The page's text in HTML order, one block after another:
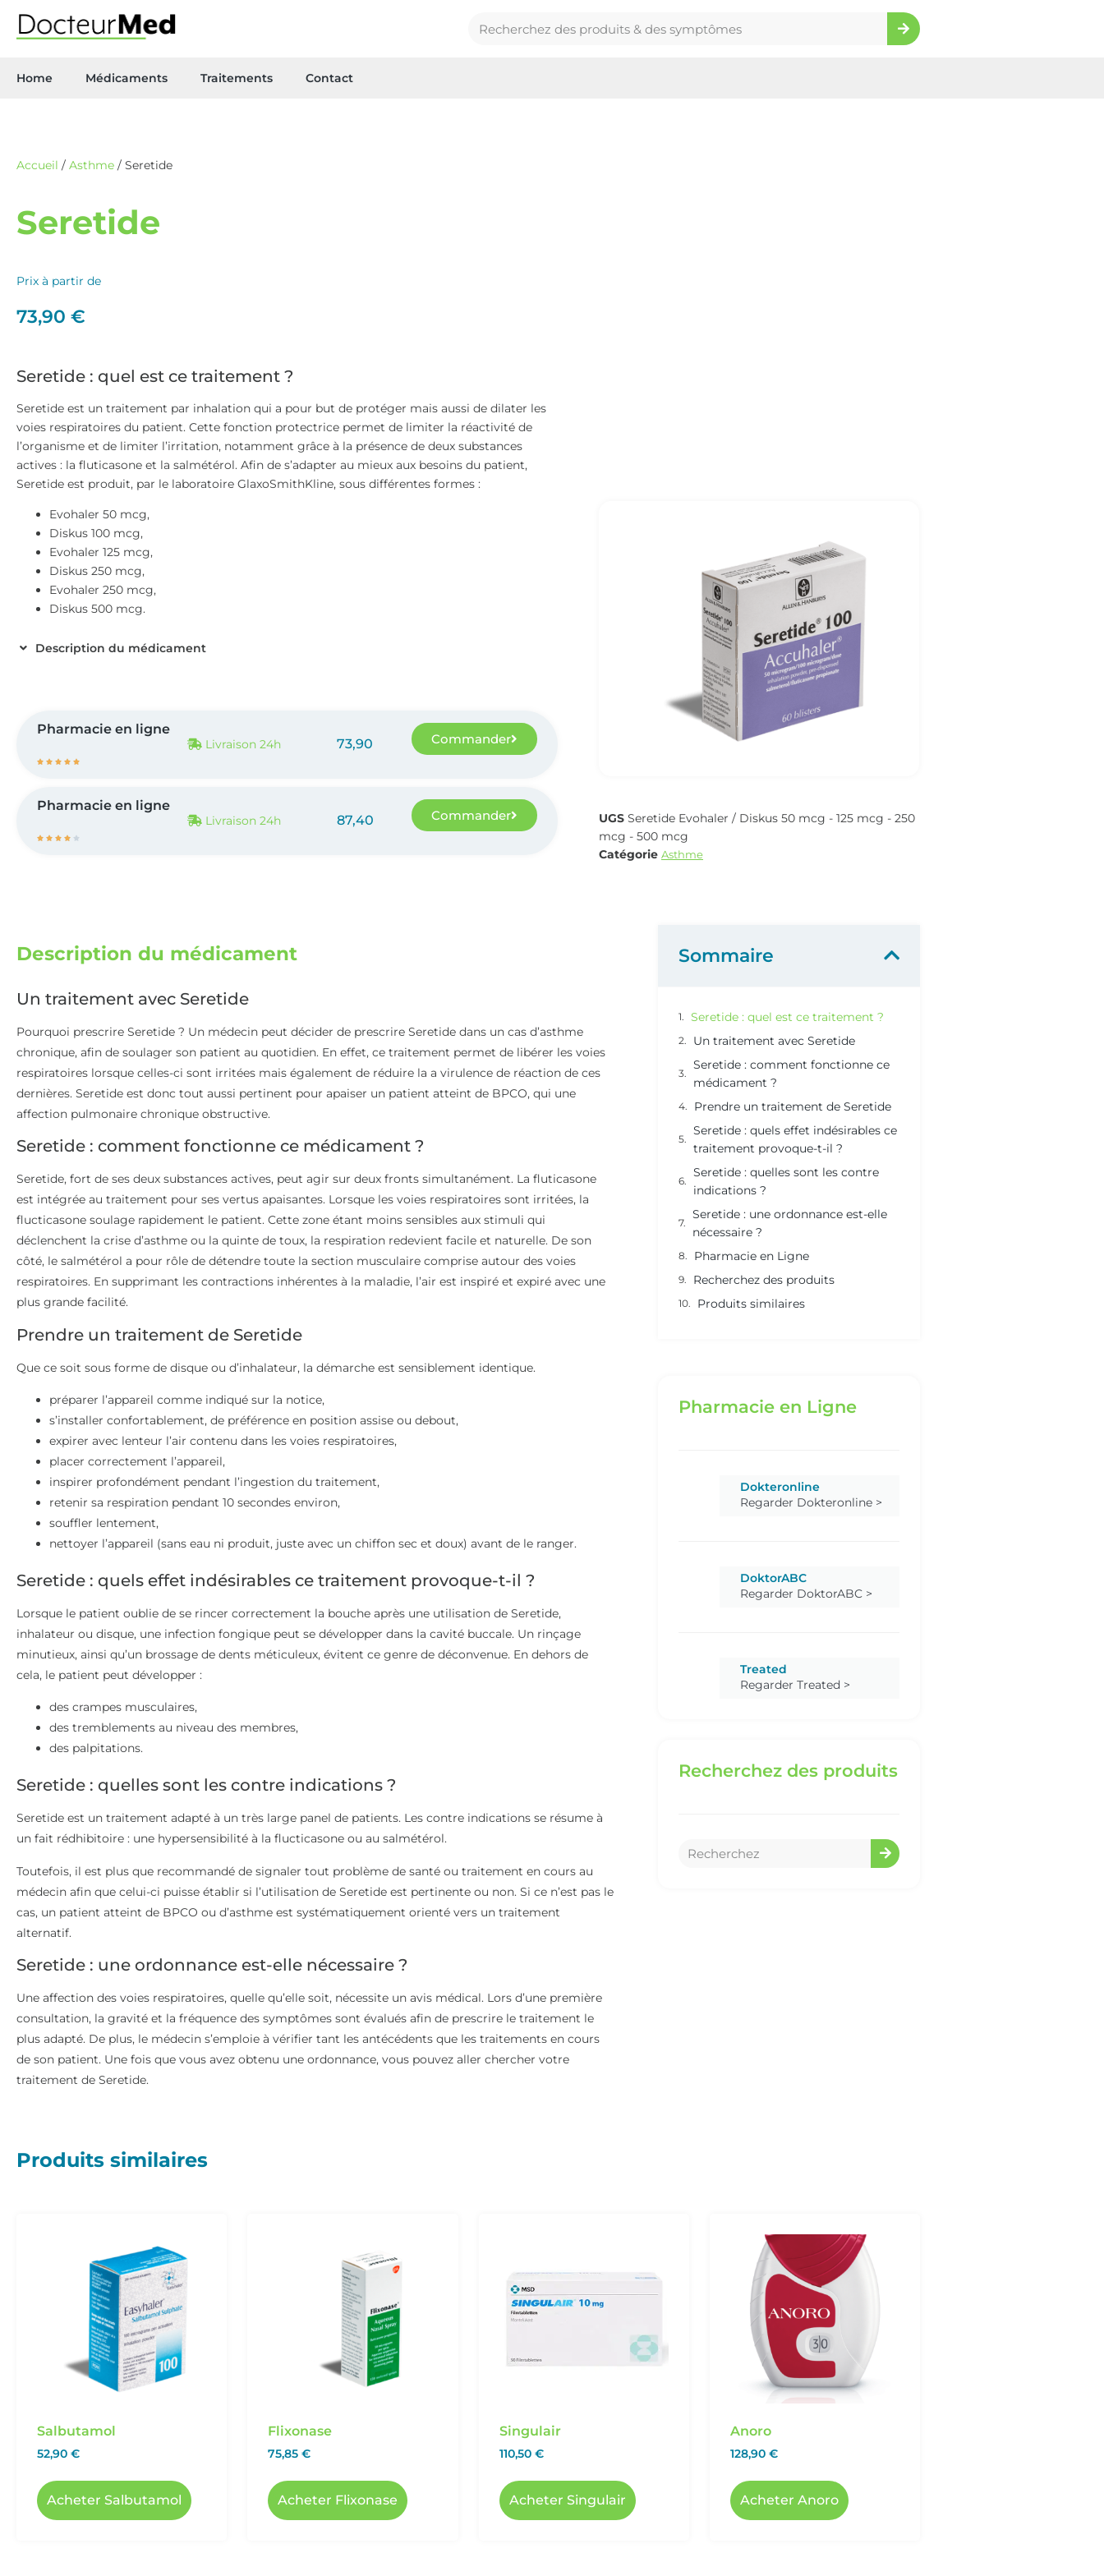
Home Médicaments Traitements Contact
Accueil / Asthme / Seretide
Seretide
Prix à partir de
73,90 €
Seretide : quel est ce traitement ?
Seretide est un traitement par inhalation qui a pour but de protéger mais aussi de dilater les
voies respiratoires du patient. Cette fonction protectrice permet de limiter la réactivité de
l’organisme et de limiter l’irritation, notamment grâce à la présence de deux substances
actives : la fluticasone et la salmétérol. Afin de s’adapter au mieux aux besoins du patient,
Seretide est produit, par le laboratoire GlaxoSmithKline, sous différentes formes :
Evohaler 50 mcg,
Diskus 100 mcg,
Evohaler 125 mcg,
Diskus 250 mcg,
Evohaler 250 mcg,
Diskus 500 mcg.
Description du médicament
Pharmacie en ligne
    
Livraison 24h 73,90 Commander
Pharmacie en ligne
    
Livraison 24h 87,40 Commander UGS Seretide Evohaler / Diskus 50 mcg - 125 mcg - 250
mcg - 500 mcg
Catégorie Asthme
Description du médicament
Un traitement avec Seretide
Pourquoi prescrire Seretide ? Un médecin peut décider de prescrire Seretide dans un cas d’asthme
chronique, afin de soulager son patient au quotidien. En effet, ce traitement permet de libérer les voies
respiratoires lorsque celles-ci sont irritées mais également de réduire la a virulence de réaction de ces
dernières. Seretide est donc tout aussi pertinent pour apaiser un patient atteint de BPCO, qui une
affection pulmonaire chronique obstructive.
Seretide : comment fonctionne ce médicament ?
Seretide, fort de ses deux substances actives, peut agir sur deux fronts simultanément. La fluticasone
est intégrée au traitement pour ses vertus apaisantes. Lorsque les voies respiratoires sont irritées, la
flucticasone soulage rapidement le patient. Cette zone étant moins sensibles aux stimuli qui
déclenchent la crise d’asthme ou la quinte de toux, la respiration redevient facile et naturelle. De son
côté, le salmétérol a pour rôle de détendre toute la section musculaire comprise autour des voies
respiratoires. En supprimant les contractions inhérentes à la maladie, l’air est inspiré et expiré avec une
plus grande facilité.
Prendre un traitement de Seretide
Que ce soit sous forme de disque ou d’inhalateur, la démarche est sensiblement identique.
préparer l’appareil comme indiqué sur la notice,
s’installer confortablement, de préférence en position assise ou debout,
expirer avec lenteur l’air contenu dans les voies respiratoires,
placer correctement l’appareil,
inspirer profondément pendant l’ingestion du traitement,
retenir sa respiration pendant 10 secondes environ,
souffler lentement,
nettoyer l’appareil (sans eau ni produit, juste avec un chiffon sec et doux) avant de le ranger.
Seretide : quels effet indésirables ce traitement provoque-t-il ?
Lorsque le patient oublie de se rincer correctement la bouche après une utilisation de Seretide,
inhalateur ou disque, une infection fongique peut se développer dans la cavité buccale. Un rinçage
minutieux, ainsi qu’un brossage de dents méticuleux, évitent ce genre de déconvenue. En dehors de
cela, le patient peut développer :
des crampes musculaires,
des tremblements au niveau des membres,
des palpitations.
Seretide : quelles sont les contre indications ?
Seretide est un traitement adapté à un très large panel de patients. Les contre indications se résume à
un fait rédhibitoire : une hypersensibilité à la flucticasone ou au salmétérol.
Toutefois, il est plus que recommandé de signaler tout problème de santé ou traitement en cours au
médecin afin que celui-ci puisse établir si l’utilisation de Seretide est pertinente ou non. Si ce n’est pas le
cas, un patient atteint de BPCO ou d’asthme est systématiquement orienté vers un traitement
alternatif.
Seretide : une ordonnance est-elle nécessaire ?
Une affection des voies respiratoires, quelle qu’elle soit, nécessite un avis médical. Lors d’une première
consultation, la gravité et la fréquence des symptômes sont évalués afin de prescrire le traitement le
plus adapté. De plus, le médecin s’emploie à vérifier tant les antécédents que les traitements en cours
de son patient. Une fois que vous avez obtenu une ordonnance, vous pouvez aller chercher votre
traitement de Seretide.
Sommaire
Seretide : quel est ce traitement ?
Un traitement avec Seretide
Seretide : comment fonctionne ce
médicament ?
Prendre un traitement de Seretide
Seretide : quels effet indésirables ce
traitement provoque-t-il ?
Seretide : quelles sont les contre
indications ?
Seretide : une ordonnance est-elle
nécessaire ?
Pharmacie en Ligne
Recherchez des produits
Produits similaires
Pharmacie en Ligne
Dokteronline
Regarder Dokteronline >
DoktorABC
Regarder DoktorABC >
Treated
Regarder Treated >
Recherchez des produits
Produits similaires
Salbutamol
52,90 €
Acheter Salbutamol
Flixonase
75,85€
Acheter Flixonase
Singulair
110,50 €
Acheter Singulair
Anoro
128,90 €
Acheter Anoro